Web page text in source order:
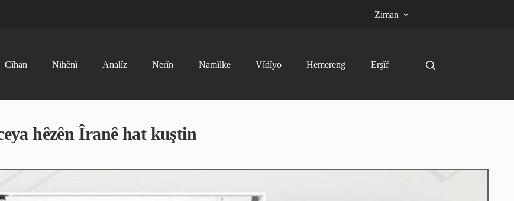
Ziman
Cîhan Nihênî Analîz Nerîn Namîlke Vîdîyo Hemereng Erşîf
hêzên Îranê hat kuştin